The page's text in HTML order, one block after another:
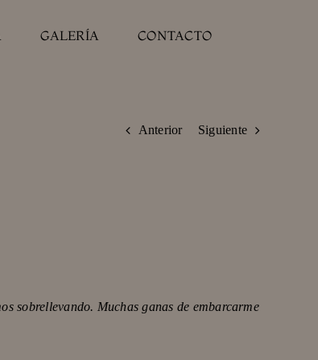
GALERÍA CONTACTO
Anterior Siguiente
sobrellevando. Muchas ganas de embarcarme